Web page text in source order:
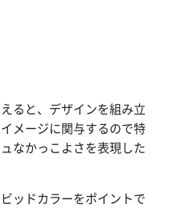
ると、デザインを組み立
メージに関与するので特
なかっこよさを表現した
ッドカラーをポイントで